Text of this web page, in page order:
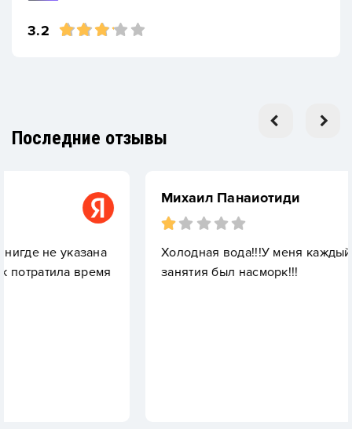
3.2
Последние отзывы
Михаил Панаиотиди
Холодная вода!!!У меня каждый раз после
занятия был насморк!!!